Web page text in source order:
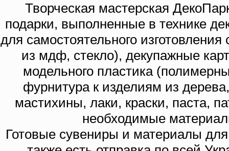
Творческая мастерская
подарки, выполненные в технике
для самостоятельного
из мдф, стекло), декупажные
модельного пластика
фурнитура к изделиям из
мастихины, лаки, краски, паста,
необходимые
Готовые сувениры и материалы